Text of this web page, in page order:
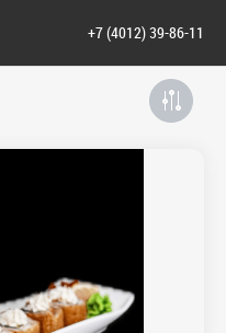
+7 (4012) 39-86-11